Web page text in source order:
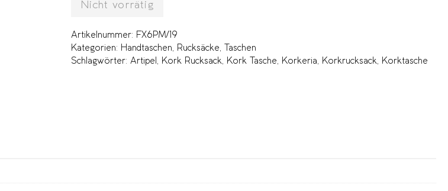
Nicht vorrätig
Artikelnummer: FX6PM/19
Kategorien: Handtaschen, Rucksäcke,
Taschen
Schlagwörter: Artipel , Kork Rucksack, Kork Tasche, Korkeria, Korkrucksack, Korktasche